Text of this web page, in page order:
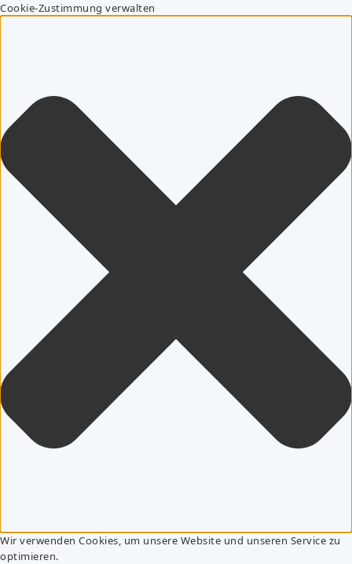
Cookie-Zustimmung verwalten
Wir verwenden Cookies, um unsere Website und unseren Service zu
optimieren.